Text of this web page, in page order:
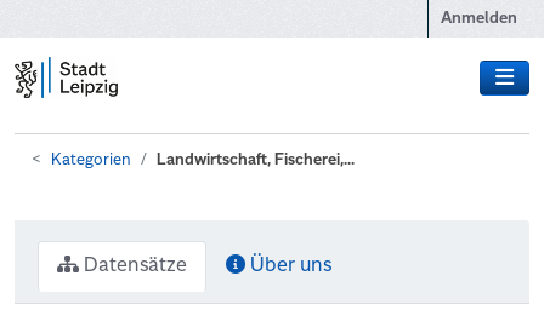
Anmelden
Kategorien Landwirtschaft, Fischerei,...
Datensätze Über uns